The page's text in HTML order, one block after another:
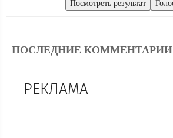
ПОСЛЕДНИЕ КОММЕНТАРИИ
РЕКЛАМА